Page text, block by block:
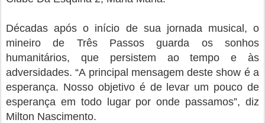
Décadas após o início de sua jornada musical, o
mineiro de Três Passos guarda os sonhos
humanitários, que persistem ao tempo e às
adversidades. “A principal mensagem deste show é a
esperança. Nosso objetivo é de levar um pouco de
esperança em todo lugar por onde passamos”, diz
Milton Nascimento.